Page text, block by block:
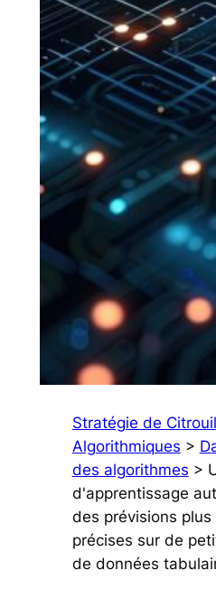
Stratégie de
Algorithmiques >
des algorithmes >
d'apprentissage
des prévisions
précises sur de
de données